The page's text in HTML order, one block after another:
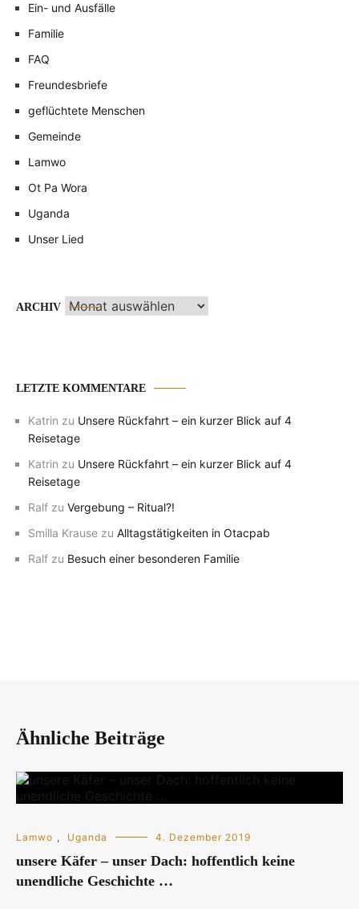
Ein- und Ausfälle
Familie
FAQ
Freundesbriefe
geflüchtete Menschen
Gemeinde
Lamwo
Ot Pa Wora
Uganda
Unser Lied
ARCHIV Archiv
LETZTE KOMMENTARE
Katrin zu Unsere Rückfahrt – ein kurzer Blick auf 4
Reisetage
Katrin zu Unsere Rückfahrt – ein kurzer Blick auf 4
Reisetage
Ralf zu Vergebung – Ritual?!
Smilla Krause zu Alltagstätigkeiten in Otacpab
Ralf zu Besuch einer besonderen Familie
Ähnliche Beiträge
Lamwo , Uganda 4. Dezember 2019
unsere Käfer – unser Dach: hoffentlich keine
unendliche Geschichte …